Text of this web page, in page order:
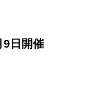
9日開催